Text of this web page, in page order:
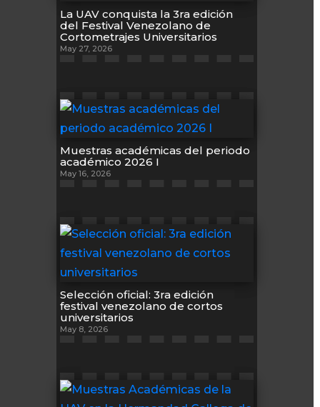
La UAV conquista la 3ra edición
del Festival Venezolano de
Cortometrajes Universitarios
May 27, 2026
Muestras académicas del periodo
académico 2026 I
May 16, 2026
Selección oficial: 3ra edición
festival venezolano de cortos
universitarios
May 8, 2026